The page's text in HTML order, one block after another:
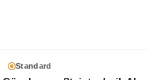
Standard